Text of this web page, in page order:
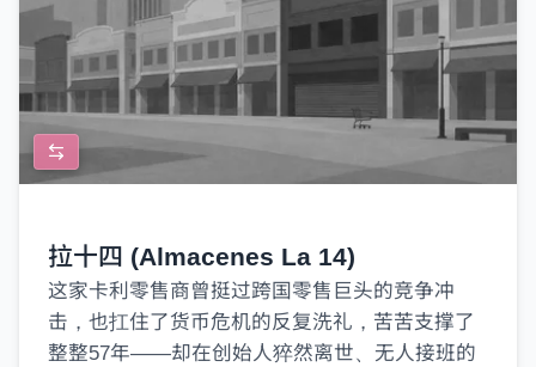
拉十四 (Almacenes La 14)
这家卡利零售商曾挺过跨国零售巨头的竞争冲
击，也扛住了货币危机的反复洗礼，苦苦支撑了
整整57年——却在创始人猝然离世、无人接班的